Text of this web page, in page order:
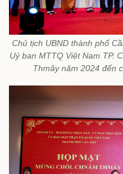
Chủ tịch UBND thành phố
Uỷ ban MTTQ Việt Nam TP.
Thmây năm 2024 đến